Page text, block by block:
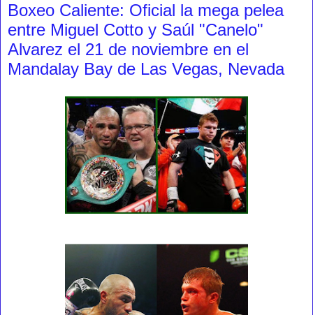
Boxeo Caliente: Oficial la mega pelea
entre Miguel Cotto y Saúl "Canelo"
Alvarez el 21 de noviembre en el
Mandalay Bay de Las Vegas, Nevada